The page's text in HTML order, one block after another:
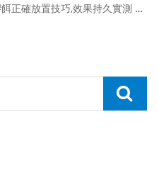
上一篇 : 滅曱甴膠餌使用方法 _ 膠餌正確放置技巧,效果持久實測 滅蟲專家解讀